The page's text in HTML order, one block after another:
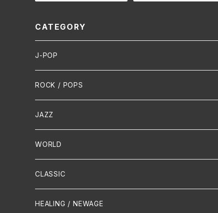
CATEGORY
J-POP
HR/HM
演歌 / 歌謡曲
PUNK/HARDCORE
Hip-Hop/Dancehall Reggae
ROCK / POPS
Oldies
HR/HM
JAZZ
Vocal
Piano
Crossover / Fusion
WORLD
HAWAIIAN
Chanson
CLASSIC
Piano
HEALING / NEWAGE